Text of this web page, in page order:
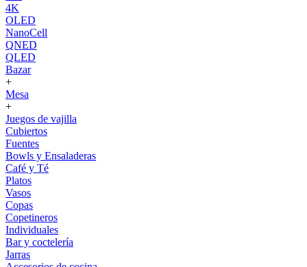
4K
OLED
NanoCell
QNED
QLED
Bazar
+
Mesa
+
Juegos de vajilla
Cubiertos
Fuentes
Bowls y Ensaladeras
Café y Té
Platos
Vasos
Copas
Copetineros
Individuales
Bar y coctelería
Jarras